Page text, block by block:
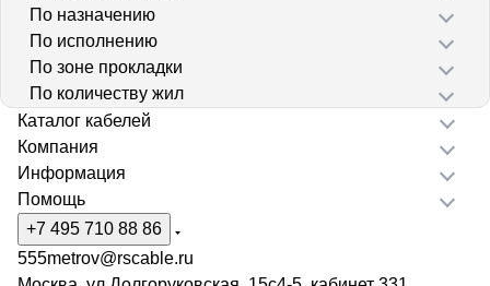
По назначению
По исполнению
По зоне прокладки
По количеству жил
Каталог кабелей
Компания
Информация
Помощь
+7 495 710 88 86
555metrov@rscable.ru